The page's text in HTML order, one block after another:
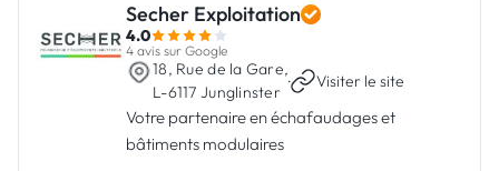
Secher Exploitation
4.0
4 avis sur Google
18, Rue de la Gare,
L-6117 Junglinster
· Visiter le site
Votre partenaire en échafaudages et
bâtiments modulaires